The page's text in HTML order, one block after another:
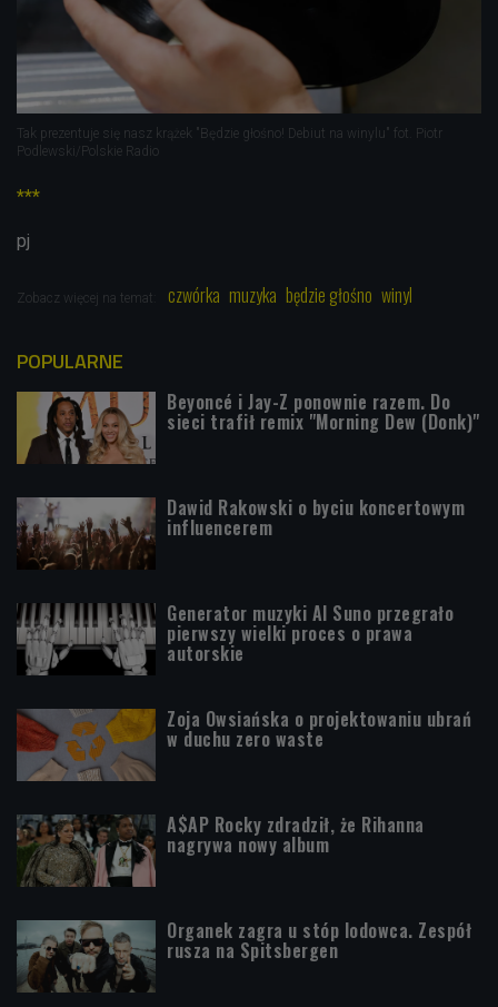
Tak prezentuje się nasz krążek "Będzie głośno! Debiut na winylu" fot. Piotr
Podlewski/Polskie Radio
***
pj
Zobacz więcej na temat: czwórka muzyka będzie głośno winyl
POPULARNE
Beyoncé i Jay-Z ponownie razem. Do
sieci trafił remix "Morning Dew (Donk)"
Dawid Rakowski o byciu koncertowym
influencerem
Generator muzyki AI Suno przegrało
pierwszy wielki proces o prawa
autorskie
Zoja Owsiańska o projektowaniu ubrań
w duchu zero waste
A$AP Rocky zdradził, że Rihanna
nagrywa nowy album
Organek zagra u stóp lodowca. Zespół
rusza na Spitsbergen